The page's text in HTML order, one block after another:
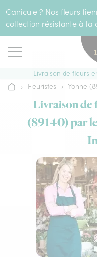
Canicule ? Nos fleurs
collection résistante à la
Livraison de fleurs
Accueil
› Fleuristes › Yonne
Livraison de
(89140) par